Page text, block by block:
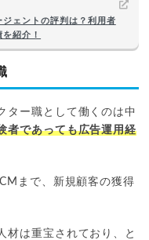
ェントの評判は？利用者
紹介！
ター職として働くのは中
者であっても広告運用経
まで、新規顧客の獲得
材は重宝されており、と